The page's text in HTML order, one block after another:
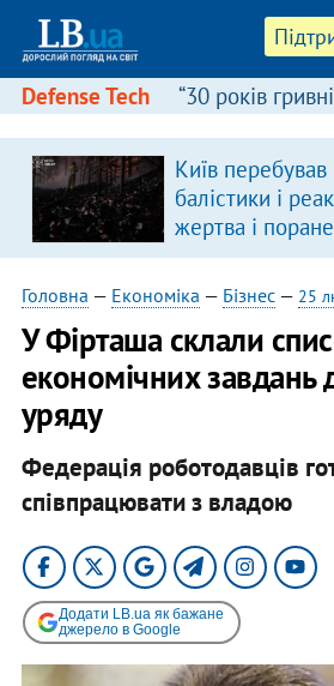
Defense Tech “30 років
Київ перебував
балістики і
жертва і
Головна — Економіка — Бізнес— 25
У Фірташа склали
економічних завдань
уряду
Федерація роботодавців
співпрацювати з владою
Додати LB.ua як бажане
джерело в Google